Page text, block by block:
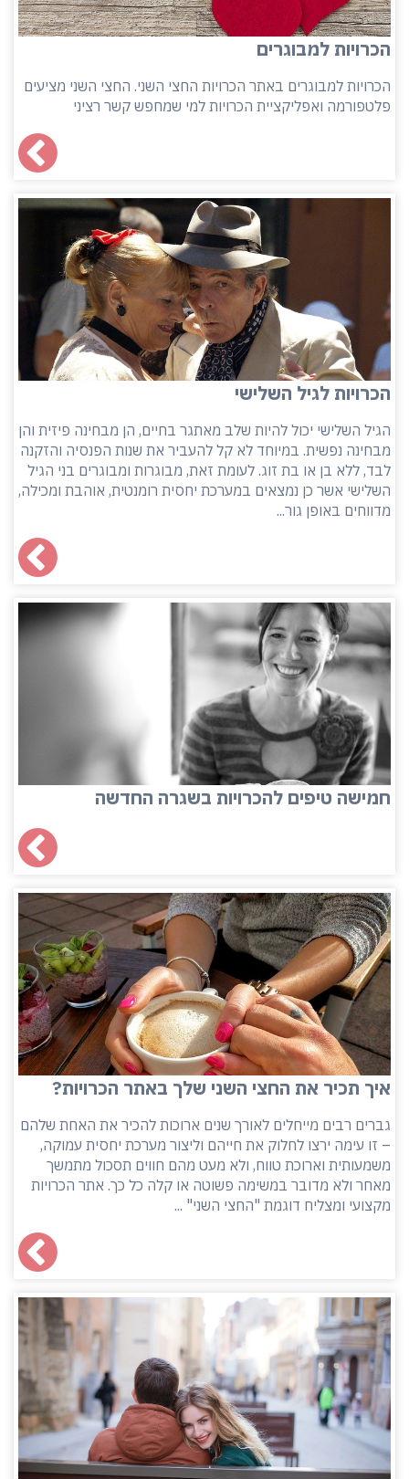
הכרויות למבוגרים
הכרויות למבוגרים באתר הכרויות החצי השני. החצי השני מציעים
פלטפורמה ואפליקציית הכרויות למי שמחפש קשר רציני
הכרויות לגיל השלישי
הגיל השלישי יכול להיות שלב מאתגר בחיים, הן מבחינה פיזית והן
מבחינה נפשית. במיוחד לא קל להעביר את שנות הפנסיה והזקנה
לבד, ללא בן או בת זוג. לעומת זאת, מבוגרות ומבוגרים בני הגיל
השלישי אשר כן נמצאים במערכת יחסית רומנטית, אוהבת ומכילה,
מדווחים באופן גור...
חמישה טיפים להכרויות בשגרה החדשה
איך תכיר את החצי השני שלך באתר הכרויות?
גברים רבים מייחלים לאורך שנים ארוכות להכיר את האחת שלהם
– זו עימה ירצו לחלוק את חייהם וליצור מערכת יחסית עמוקה,
משמעותית וארוכת טווח, ולא מעט מהם חווים תסכול מתמשך
מאחר ולא מדובר במשימה פשוטה או קלה כל כך. אתר הכרויות
מקצועי ומצליח דוגמת "החצי השני" ...